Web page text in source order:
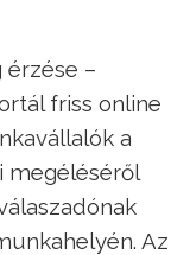
érzése –
friss online
a
megéléséről
Az